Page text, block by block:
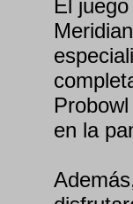
El
en la